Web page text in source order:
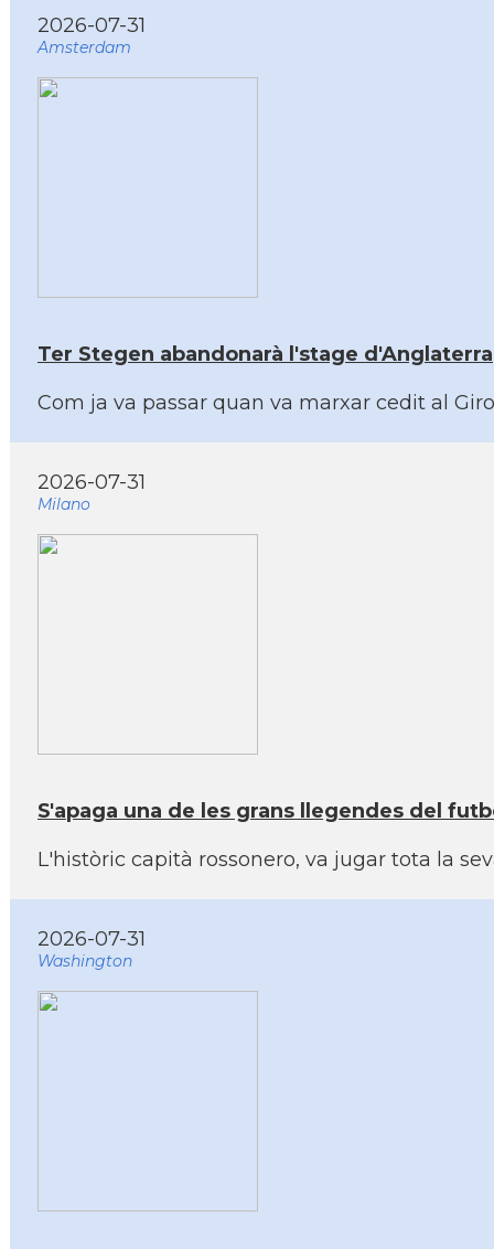
2026-07-31
Amsterdam
Ter Stegen abandonarà l'stage d'Anglaterra
Com ja va passar quan va marxar cedit al
2026-07-31
Milano
S'apaga una de les grans llegendes del
L'històric capità rossonero, va jugar tota la
2026-07-31
Washington